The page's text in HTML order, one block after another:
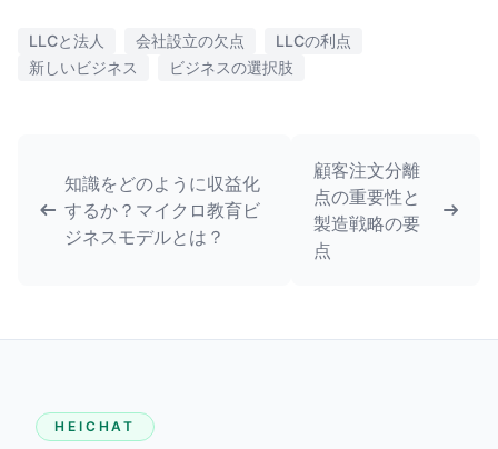
LLCと法人 会社設立の欠点
LLCの利点
新しいビジネス
ビジネスの選択肢
知識をどのように収益化
するか？マイクロ教育ビ
ジネスモデルとは？
顧客注文分離
点の重要性と
製造戦略の要
点
HEICHAT